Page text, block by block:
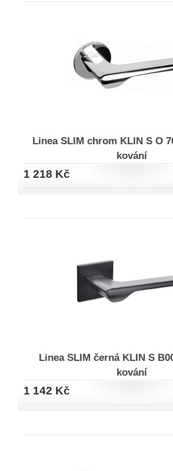
Linea SLIM chrom KLIN S O
kování
1 218 Kč
Linea SLIM černá KLIN S
kování
1 142 Kč